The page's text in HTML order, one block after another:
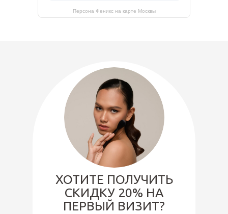
Персона Феникс на карте Москвы
ХОТИТЕ ПОЛУЧИТЬ
СКИДКУ 20% НА
ПЕРВЫЙ ВИЗИТ?